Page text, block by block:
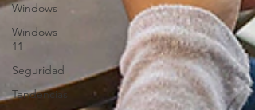
Windows
Windows
11
Seguridad
Tendencias